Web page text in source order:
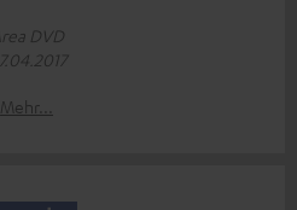
DVD
Mehr...